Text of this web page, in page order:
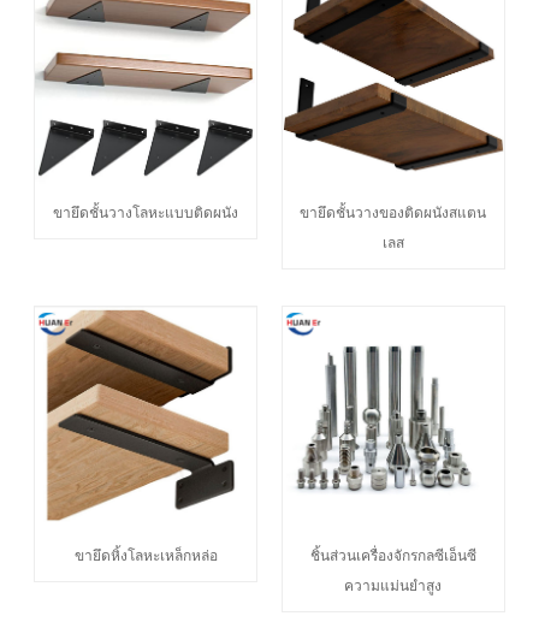
ขายึดชั้นวางโลหะแบบติดผนัง
ขายึดชั้นวางของติดผนังสแตน
เลส
ขายึดหิ้งโลหะเหล็กหล่อ
ชิ้นส่วนเครื่องจักรกลซีเอ็นซี
ความแม่นยำสูง